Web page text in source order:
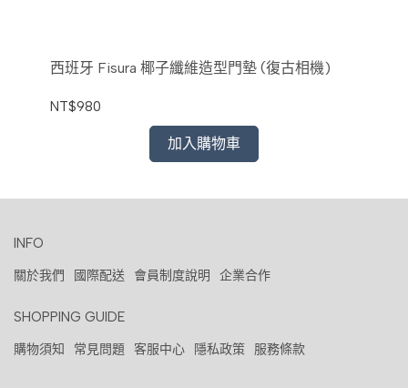
西班牙 Fisura 椰子纖維造型門墊 (復古相機)
NT$980
加入購物車
INFO
關於我們 國際配送 會員制度說明 企業合作
SHOPPING GUIDE
購物須知 常見問題 客服中心 隱私政策 服務條款